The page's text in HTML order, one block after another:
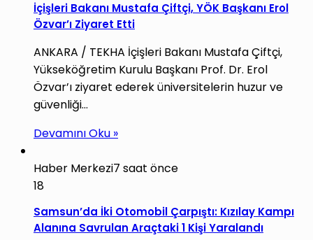
İçişleri Bakanı Mustafa Çiftçi, YÖK Başkanı Erol
Özvar’ı Ziyaret Etti
ANKARA / TEKHA İçişleri Bakanı Mustafa Çiftçi,
Yükseköğretim Kurulu Başkanı Prof. Dr. Erol
Özvar’ı ziyaret ederek üniversitelerin huzur ve
güvenliği…
Devamını Oku »
Haber Merkezi7 saat önce
18
Samsun’da İki Otomobil Çarpıştı: Kızılay Kampı
Alanına Savrulan Araçtaki 1 Kişi Yaralandı